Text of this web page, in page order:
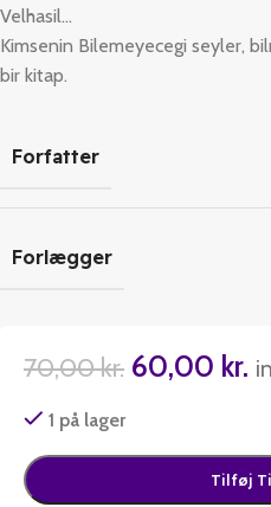
Velhasil…
Kimsenin Bilemeyecegi seyler,
bir kitap.
Forfatter
Forlægger
70,00kr. 60,00 kr.
1 på lager
Tilføj